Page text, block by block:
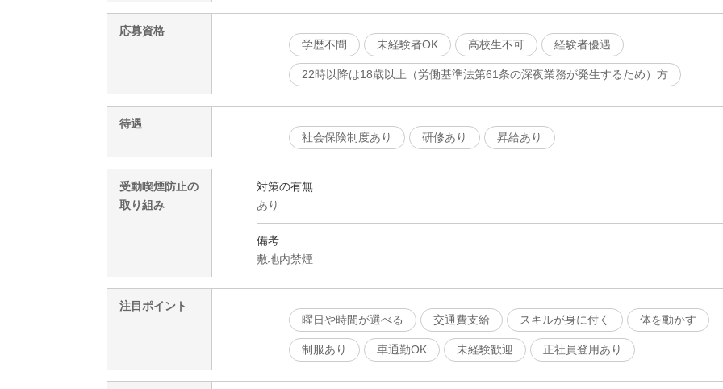
応募資格
学歴不問
未経験者OK 高校生不可 経験者優遇
22時以降は18歳以上（労働基準法第61条の深夜業務が発生するため）方
待遇
社会保険制度あり
研修あり 昇給あり
受動喫煙防止の
取り組み
対策の有無
あり
備考
敷地内禁煙
注目ポイント
曜日や時間が選べる
交通費支給 スキルが身に付く 体を動かす
制服あり 車通勤OK 未経験歓迎 正社員登用あり